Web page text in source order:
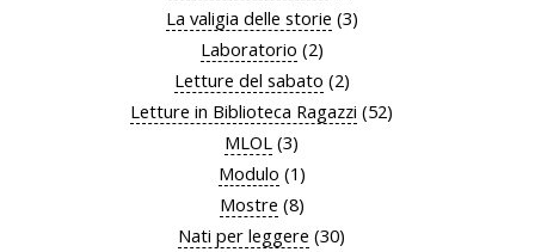
La valigia delle storie (3)
Laboratorio (2)
Letture del sabato (2)
Letture in Biblioteca Ragazzi (52)
MLOL (3)
Modulo (1)
Mostre (8)
Nati per leggere (30)